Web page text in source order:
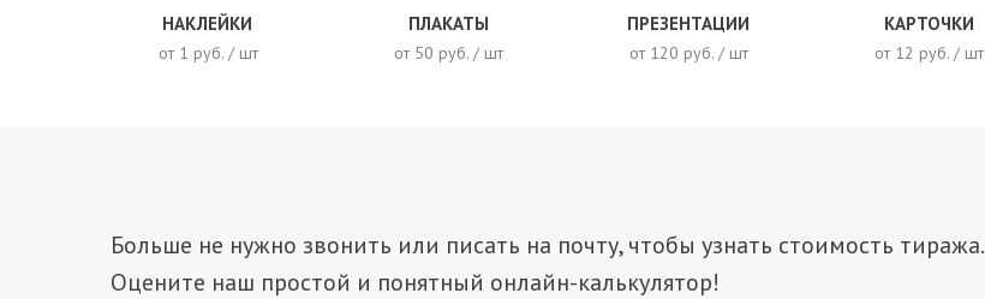
от 12 руб. / шт
КАРТОЧКИ
от 120 руб. / шт
ПРЕЗЕНТАЦИИ
от 50 руб. / шт
ПЛАКАТЫ
от 1 руб. / шт
НАКЛЕЙКИ
Больше не нужно звонить или писать на почту, чтобы узнать стоимость тиража.
Оцените наш простой и понятный онлайн-калькулятор!